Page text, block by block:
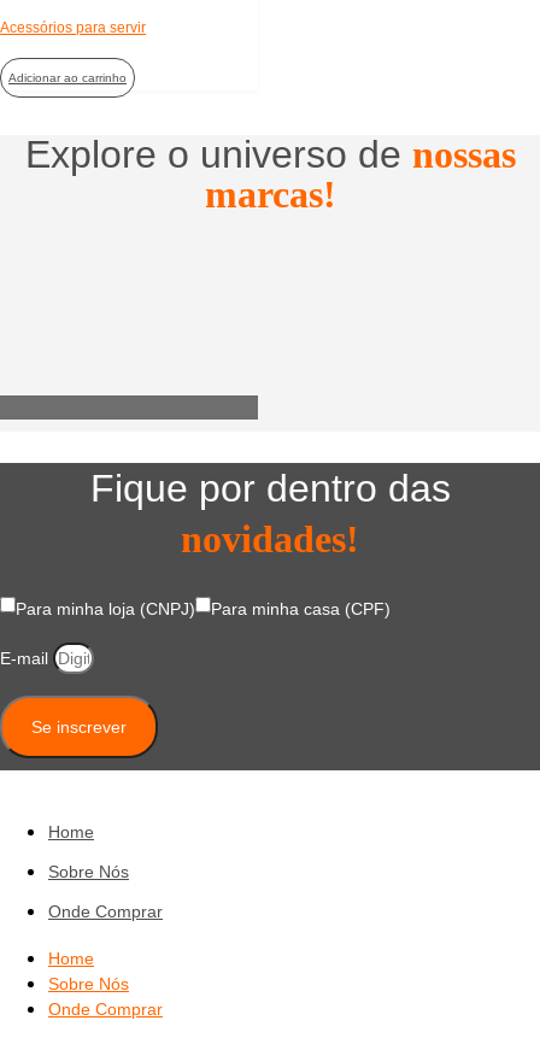
Acessórios para servir
Adicionar ao carrinho
Explore o universo de nossas
marcas!
Fique por dentro das
novidades!
Para minha loja (CNPJ) Para minha casa (CPF)
E-mail
Se inscrever
Home
Sobre Nós
Onde Comprar
Home
Sobre Nós
Onde Comprar